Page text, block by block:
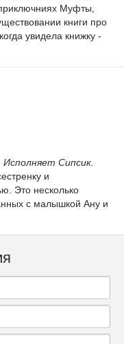
Муфты,
книги про
увидела книжку -
Сипсик.
и
Это несколько
с малышкой Ану и